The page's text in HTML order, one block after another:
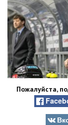
Пожалуйста,